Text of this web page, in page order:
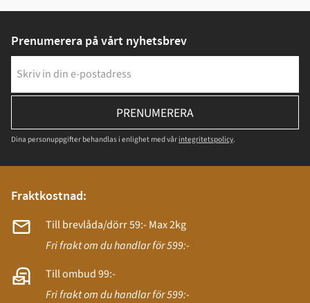
Prenumerera på vårt nyhetsbrev
PRENUMERERA
Dina personuppgifter behandlas i enlighet med vår integritetspolicy.
Fraktkostnad:
Till brevlåda/dörr 59:- Max 2kg
Fri frakt om du handlar för 599:-
Till ombud 99:-
Fri frakt om du handlar för 599:-